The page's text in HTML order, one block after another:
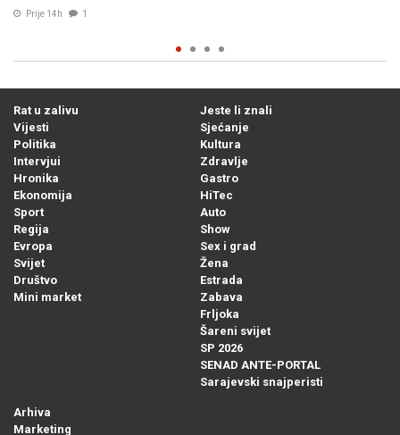
07. Avg. 2026
Rat u zalivu
Vijesti
Politika
Intervjui
Hronika
Ekonomija
Sport
Regija
Evropa
Svijet
Društvo
Mini market
Jeste li znali
Sjećanje
Kultura
Zdravlje
Gastro
HiTec
Auto
Show
Sex i grad
Žena
Estrada
Zabava
Frljoka
Šareni svijet
SP 2026
SENAD ANTE-PORTAL
Sarajevski snajperisti
Arhiva
Marketing